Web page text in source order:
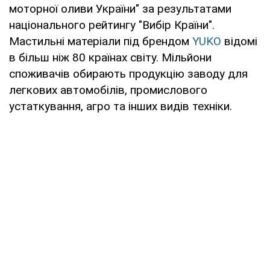
моторної оливи України" за результатами
національного рейтингу "Вибір Країни".
Мастильні матеріали під брендом YUKO відомі
в більш ніж 80 країнах світу. Мільйони
споживачів обирають продукцію заводу для
легкових автомобілів, промислового
устаткування, агро та інших видів техніки.